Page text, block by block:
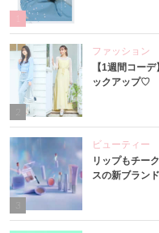
ファッション
【1週間コー
ックアップ♡
3
ビューティー
リップもチー
スの新ブラン